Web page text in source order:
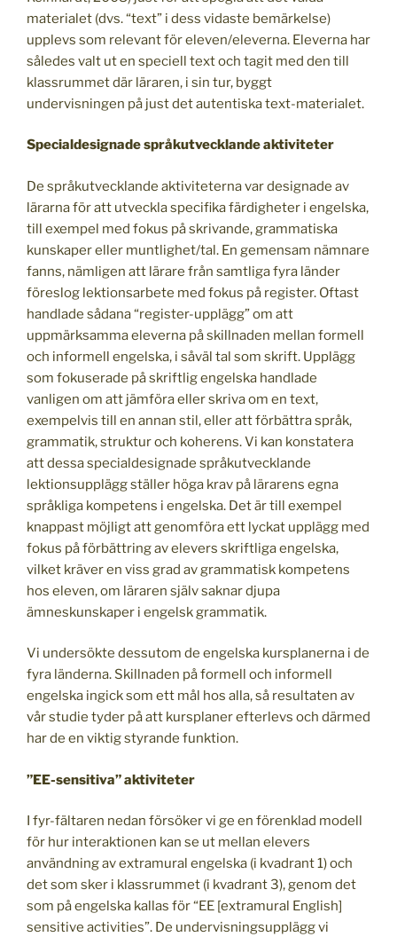
materialet (dvs. “text” i dess vidaste bemärkelse)
upplevs som relevant för eleven/eleverna. Eleverna har
således valt ut en speciell text och tagit med den till
klassrummet där läraren, i sin tur, byggt
undervisningen på just det autentiska text-materialet.
Specialdesignade språkutvecklande aktiviteter
De språkutvecklande aktiviteterna var designade av
lärarna för att utveckla specifika färdigheter i engelska,
till exempel med fokus på skrivande, grammatiska
kunskaper eller muntlighet/tal. En gemensam nämnare
fanns, nämligen att lärare från samtliga fyra länder
föreslog lektionsarbete med fokus på register. Oftast
handlade sådana “register-upplägg” om att
uppmärksamma eleverna på skillnaden mellan formell
och informell engelska, i såväl tal som skrift. Upplägg
som fokuserade på skriftlig engelska handlade
vanligen om att jämföra eller skriva om en text,
exempelvis till en annan stil, eller att förbättra språk,
grammatik, struktur och koherens. Vi kan konstatera
att dessa specialdesignade språkutvecklande
lektionsupplägg ställer höga krav på lärarens egna
språkliga kompetens i engelska. Det är till exempel
knappast möjligt att genomföra ett lyckat upplägg med
fokus på förbättring av elevers skriftliga engelska,
vilket kräver en viss grad av grammatisk kompetens
hos eleven, om läraren själv saknar djupa
ämneskunskaper i engelsk grammatik.
Vi undersökte dessutom de engelska kursplanerna i de
fyra länderna. Skillnaden på formell och informell
engelska ingick som ett mål hos alla, så resultaten av
vår studie tyder på att kursplaner efterlevs och därmed
har de en viktig styrande funktion.
”EE-sensitiva” aktiviteter
I fyr-fältaren nedan försöker vi ge en förenklad modell
för hur interaktionen kan se ut mellan elevers
användning av extramural engelska (i kvadrant 1) och
det som sker i klassrummet (i kvadrant 3), genom det
som på engelska kallas för “EE [extramural English]
sensitive activities”. De undervisningsupplägg vi